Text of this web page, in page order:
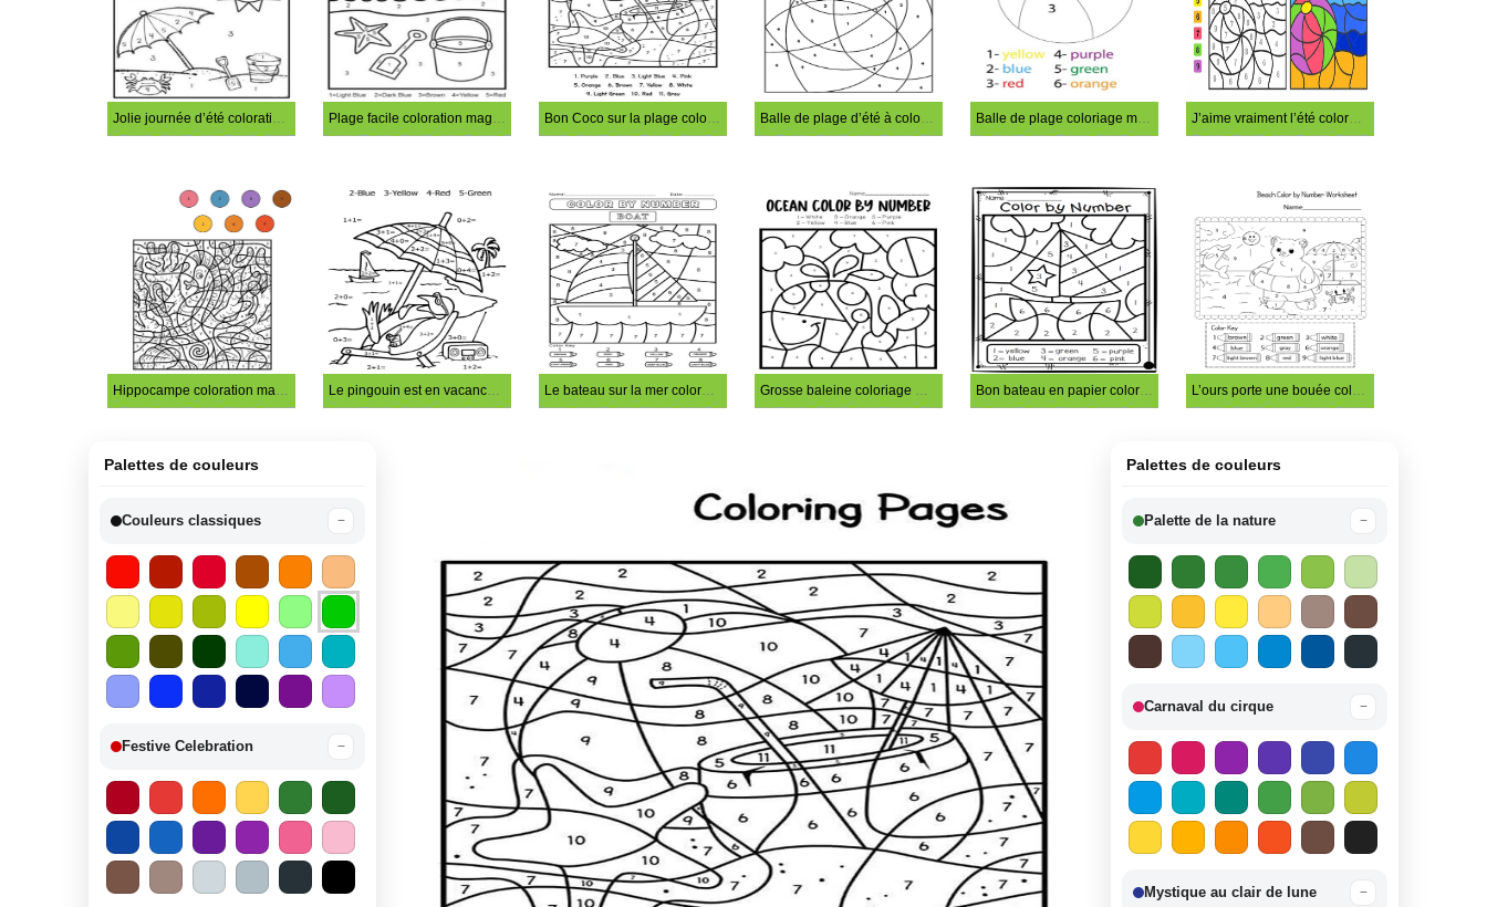
Jolie journée d’été coloration magique Plage facile coloration magique Bon Coco sur la plage coloration magique Balle de plage d’été à colorier par numéro Balle de plage coloriage magique J’aime vraiment l’été coloration magique
Hippocampe coloration magique Le pingouin est en vacances coloration magique Le bateau sur la mer coloration magique Grosse baleine coloriage magique Bon bateau en papier coloration magique L’ours porte une bouée coloriage magique
Palettes de couleurs
Couleurs classiques −
Festive Celebration −
Palettes de couleurs
Palette de la nature −
Carnaval du cirque −
Mystique au clair de lune −